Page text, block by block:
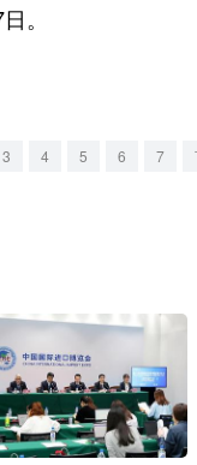
。
3 4 5 6 7